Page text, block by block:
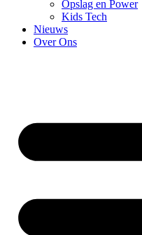
Opslag en Power
Kids Tech
Nieuws
Over Ons